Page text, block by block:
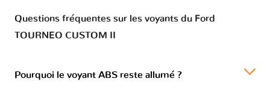
Questions fréquentes sur les voyants du Ford
TOURNEO CUSTOM II
Pourquoi le voyant ABS reste allumé ?